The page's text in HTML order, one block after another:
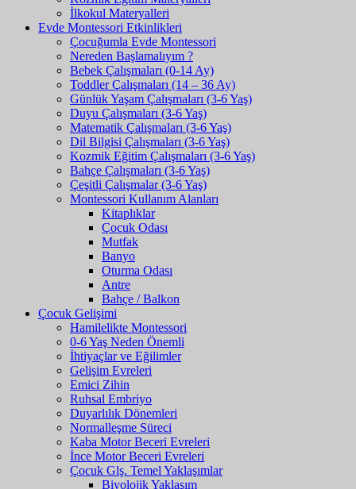
İlkokul Materyalleri
Evde Montessori Etkinlikleri
Çocuğumla Evde Montessori
Nereden Başlamalıyım ?
Bebek Çalışmaları (0-14 Ay)
Toddler Çalışmaları (14 – 36 Ay)
Günlük Yaşam Çalışmaları (3-6 Yaş)
Duyu Çalışmaları (3-6 Yaş)
Matematik Çalışmaları (3-6 Yaş)
Dil Bilgisi Çalışmaları (3-6 Yaş)
Kozmik Eğitim Çalışmaları (3-6 Yaş)
Bahçe Çalışmaları (3-6 Yaş)
Çeşitli Çalışmalar (3-6 Yaş)
Montessori Kullanım Alanları
Kitaplıklar
Çocuk Odası
Mutfak
Banyo
Oturma Odası
Antre
Bahçe / Balkon
Çocuk Gelişimi
Hamilelikte Montessori
0-6 Yaş Neden Önemli
İhtiyaçlar ve Eğilimler
Gelişim Evreleri
Emici Zihin
Ruhsal Embriyo
Duyarlılık Dönemleri
Normalleşme Süreci
Kaba Motor Beceri Evreleri
İnce Motor Beceri Evreleri
Çocuk Glş. Temel Yaklaşımlar
Biyolojik Yaklaşım